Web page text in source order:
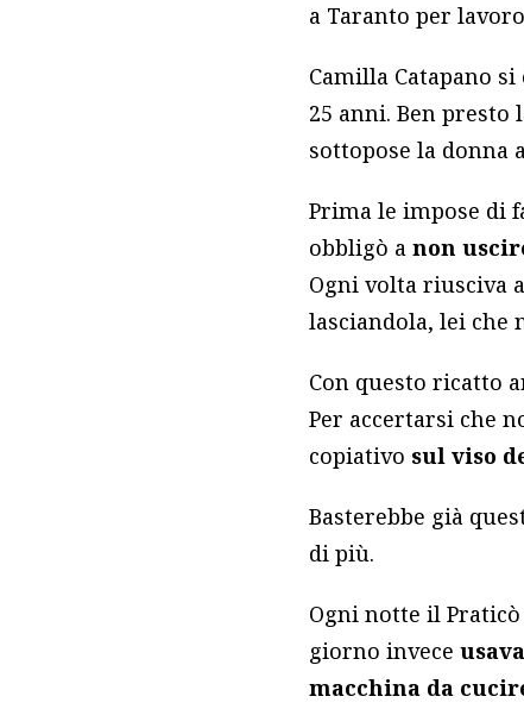
a Taranto per
Camilla Catapano
25 anni. Ben presto
sottopose la
Prima le impose di
obbligò anon
Ogni volta riusciva
lasciandola, lei che
Con questo ricatto
Per accertarsi che
copiativo sul viso
Basterebbe già
di più.
Ogni notte il
giorno invece
macchina da